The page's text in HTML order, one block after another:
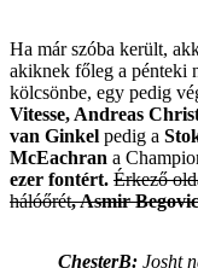
Ha már szóba került,
akiknek főleg a pénteki
kölcsönbe, egy pedig
Vitesse, Andreas
van Ginkel pedig a
McEachran a
ezer fontért. Érkező
hálóőrét, Asmir
ChesterB: Josht